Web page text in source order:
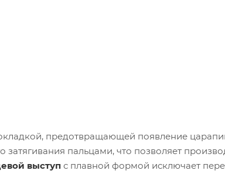
предотвращающей появление
пальцами, что позволяет
выступ с плавной формой исключает